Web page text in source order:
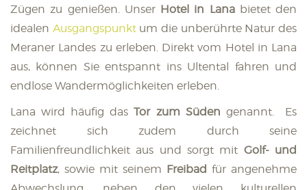
Zügen zu genießen. Unser Hotel in Lanabietet den
idealen Ausgangspunktum die unberührte Natur des
Meraner Landes zu erleben. Direkt vom Hotel in Lana
aus, können Sie entspannt ins Ultental fahren und
endlose Wandermöglichkeiten erleben.
Lana wird häufig das Tor zum Süden genannt. Es
zeichnet sich zudem durch seine
Familienfreundlichkeit aus und sorgt mit Golf- und
Reitplatz, sowie mit seinem Freibad für angenehme